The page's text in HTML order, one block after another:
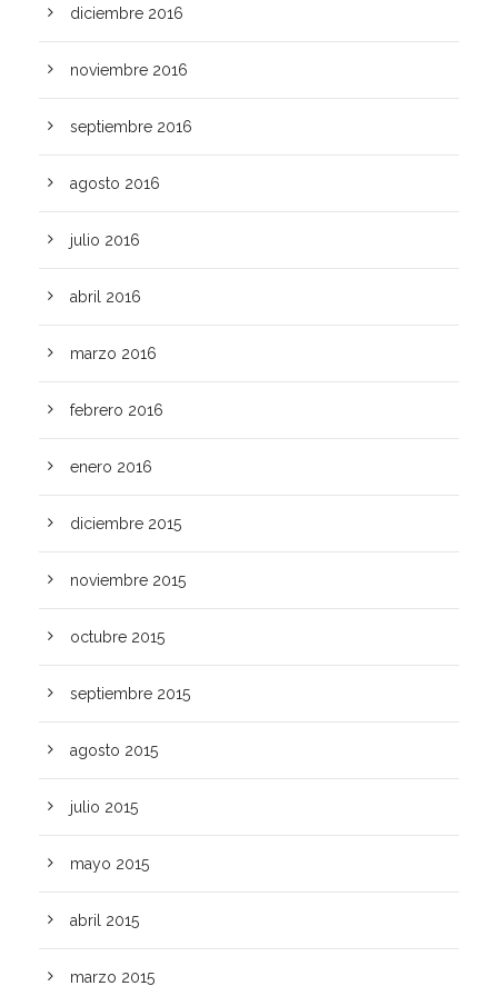
diciembre 2016
noviembre 2016
septiembre 2016
agosto 2016
julio 2016
abril 2016
marzo 2016
febrero 2016
enero 2016
diciembre 2015
noviembre 2015
octubre 2015
septiembre 2015
agosto 2015
julio 2015
mayo 2015
abril 2015
marzo 2015